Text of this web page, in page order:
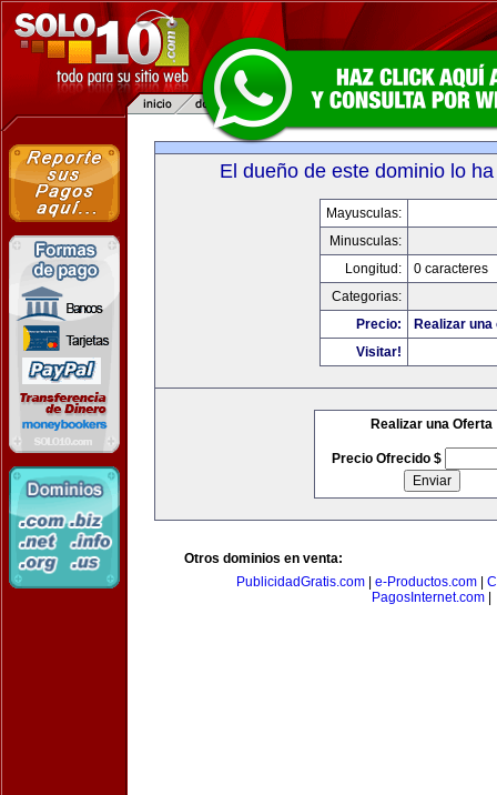
El dueño de este dominio lo
Mayusculas:
Minusculas:
Longitud:
0 caracteres
Categorias:
Precio:
Realizar
Visitar!
Realizar una Oferta
Precio Ofrecido $
Otros dominios en venta:
PublicidadGratis.com
e-Productos.com
PagosInternet.com